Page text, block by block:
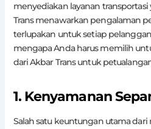
menyediakan layanan transportasi
Trans menawarkan pengalaman
terlupakan untuk setiap
mengapa Anda harus memilih
dari Akbar Trans untuk
1. Kenyamanan
Salah satu keuntungan utama